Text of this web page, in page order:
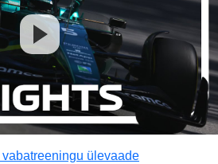
ülevaade